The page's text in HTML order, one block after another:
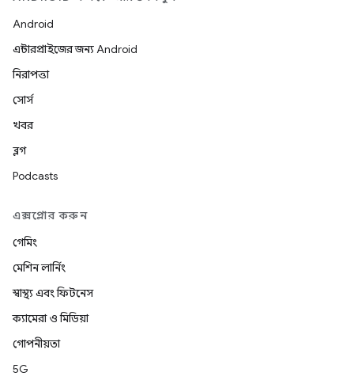
Android
এন্টারপ্রাইজের জন্য Android
নিরাপত্তা
সোর্স
খবর
ব্লগ
Podcasts
এক্সপ্লোর করুন
গেমিং
মেশিন লার্নিং
স্বাস্থ্য এবং ফিটনেস
ক্যামেরা ও মিডিয়া
গোপনীয়তা
5G